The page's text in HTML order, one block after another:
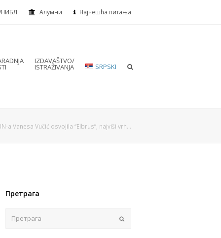
Алумни Најчешћа питања
IZDAVAŠTVO/
ISTRAŽIVANJA SRPSKI
a Vanesa Vučić osvojila “Elbrus”, najviši vrh…
Претрага